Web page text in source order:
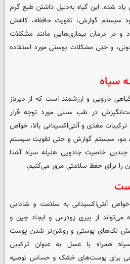
شده. این گیاه به‌دلیل داشتن طبع گرم
سیستم گوارش، تقویت حافظه، کاهش
و در درمان بیماری‌هایی مانند مشکلات
و حتی مشکلات پوستی مورد استفاده
سیاه
دارویی و ارزشمند است که از دیرباز
در طب سنتی مورد توجه قرار
مغذی و آنتی‌اکسیدانی بالا، خواص
مو، سیستم گوارش و حتی تقویت سیستم
چندین خاصیت جادویی هلیله سیاه آشنا
را برای حفظ سلامتی مرور می‌کنیم.
آنتی‌اکسیدانی به سلامت و شادابی
از پیری زودرس و ایجاد چین و
لک‌های پوستی و روشن‌تر شدن پوست
همراه با عسل به ‌عنوان ترکیبی
برای پوست‌های خشک و حساس توصیه